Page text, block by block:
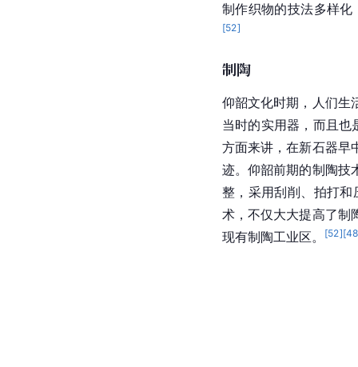
制作织物的技法多样
[52]
制陶
仰韶文化时期，人们生
当时的实用器，而且也
方面来讲，在新石器早
迹。仰韶前期的制陶技
整，采用刮削、拍打
术，不仅大大提高了制
现有制陶工业区。
[52][48